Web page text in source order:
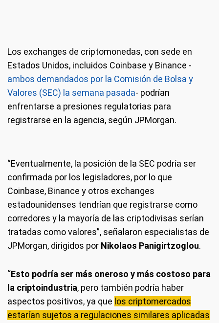
Los exchanges de criptomonedas, con sede en
Estados Unidos, incluidos Coinbase y Binance -
ambos demandados por la Comisión de Bolsa y
Valores (SEC) la semana pasada- podrían
enfrentarse a presiones regulatorias para
registrarse en la agencia, según JPMorgan.
“Eventualmente, la posición de la SEC podría ser
confirmada por los legisladores, por lo que
Coinbase, Binance y otros exchanges
estadounidenses tendrían que registrarse como
corredores y la mayoría de las criptodivisas serían
tratadas como valores”, señalaron especialistas de
JPMorgan, dirigidos por Nikolaos Panigirtzoglou.
“Esto podría ser más oneroso y más costoso para
la criptoindustria, pero también podría haber
aspectos positivos, ya que los criptomercados
estarían sujetos a regulaciones similares aplicadas